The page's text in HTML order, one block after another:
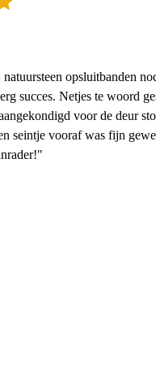
opsluitbanden
succes. Netjes te woord
voor de deur
seintje vooraf was fijn